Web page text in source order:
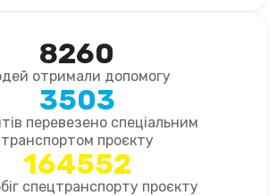
8260
отримали допомогу
3503
перевезено спеціальним
транспортом проєкту
164552
спецтранспорту проєкту